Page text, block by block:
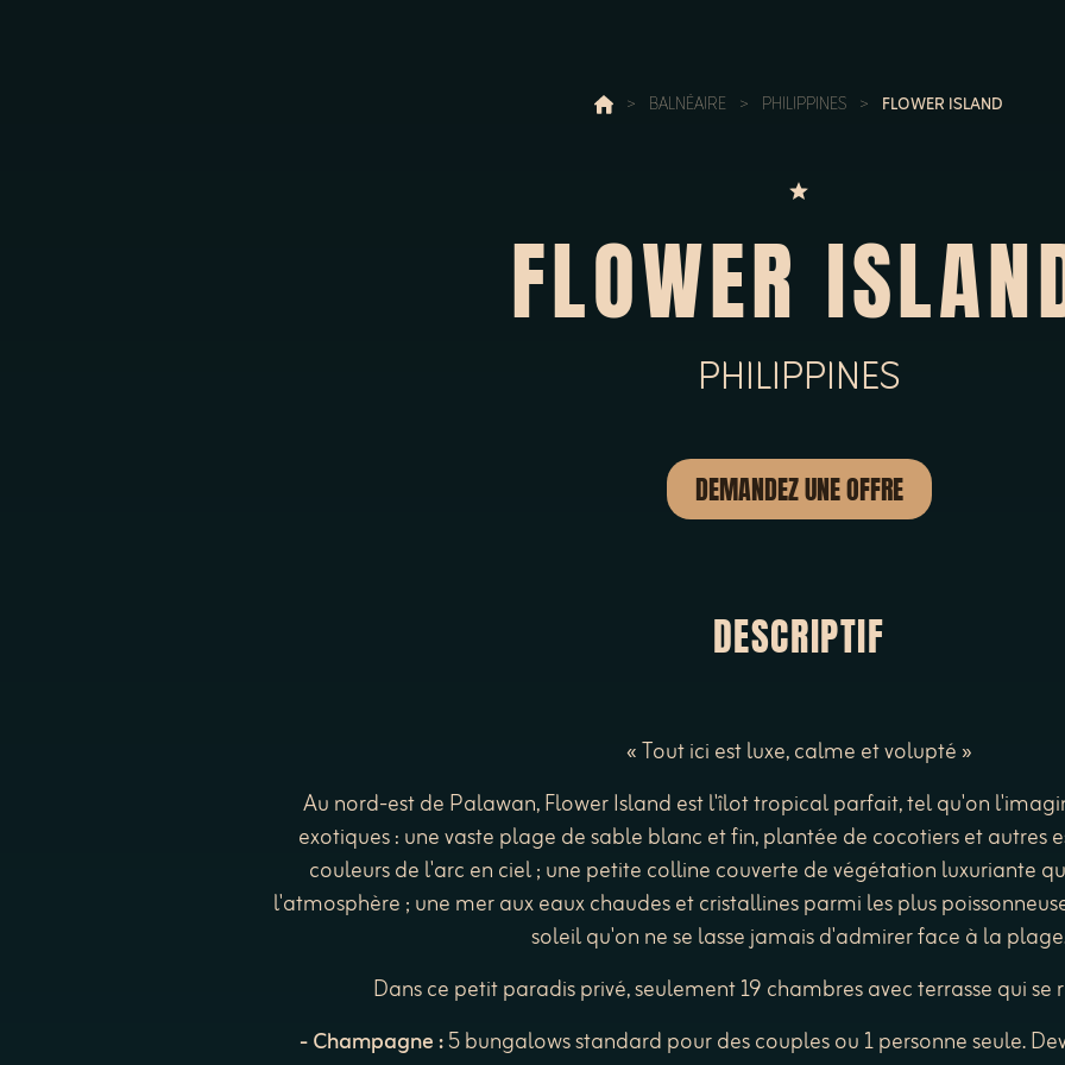
> BALNÉAIRE > PHILIPPINES > FLOWER ISLAND
FLOWER
PHILIPPINES
DEMANDEZ UNE OFFRE
DESCRIPTIF
« Tout ici est luxe, calme et volupté »
Au nord-est de Palawan, Flower Island est l'îlot tropical parfait, tel qu'on
exotiques : une vaste plage de sable blanc et fin, plantée de cocotiers et autres
couleurs de l'arc en ciel ; une petite colline couverte de végétation luxuriante
l'atmosphère ; une mer aux eaux chaudes et cristallines parmi les plus
soleil qu'on ne se lasse jamais d'admirer face à la
Dans ce petit paradis privé, seulement 19 chambres avec terrasse qui se
- Champagne :5 bungalows standard pour des couples ou 1 personne seule.